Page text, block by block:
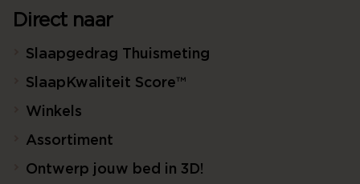
Direct naar
Slaapgedrag Thuismeting
SlaapKwaliteit Score™
Winkels
Assortiment
Ontwerp jouw bed in 3D!